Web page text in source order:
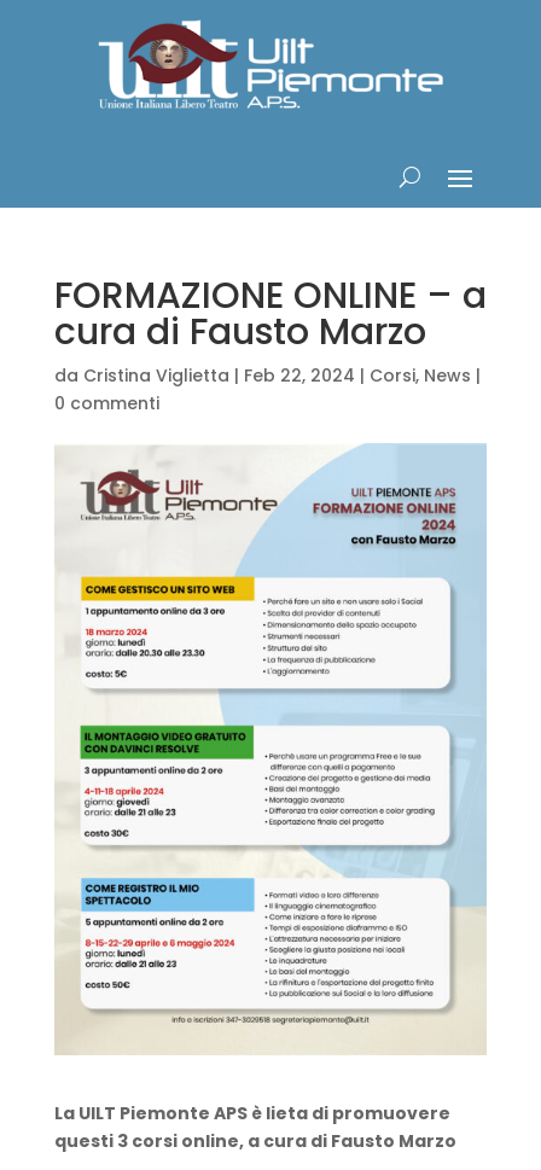
FORMAZIONE ONLINE – a
cura di Fausto Marzo
da Cristina Viglietta | Feb 22, 2024 | Corsi, News |
0 commenti
La UILT Piemonte APS è lieta di promuovere
questi 3 corsi online, a cura di Fausto Marzo